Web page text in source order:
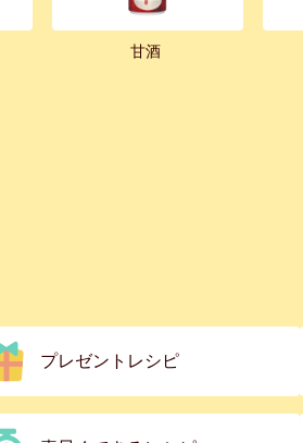
甘酒
プレゼントレシピ